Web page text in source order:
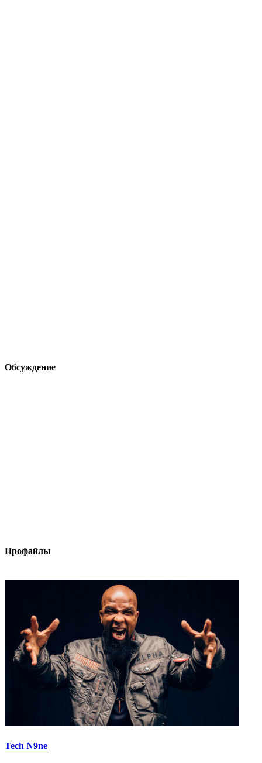
Обсуждение
Профайлы
Tech N9ne